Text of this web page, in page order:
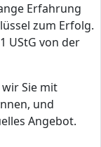
Erfahrung
zum Erfolg.
UStG von der
Sie mit
und
Angebot.